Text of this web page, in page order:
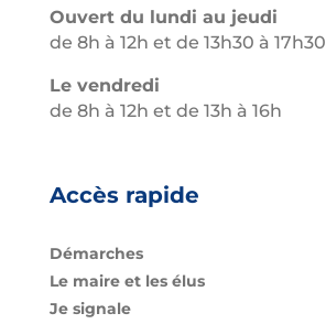
Ouvert du lundi au jeudi
de 8h à 12h et de 13h30 à 17h30
Le vendredi
de 8h à 12h et de 13h à 16h
Accès rapide
Démarches
Le maire et les élus
Je signale